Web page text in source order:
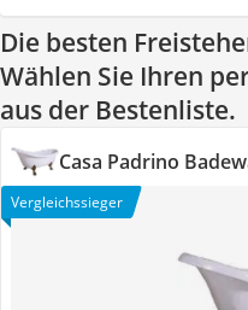
Die besten
Wählen Sie Ihren
aus der Bestenliste.
Casa Padrino
Vergleichssieger